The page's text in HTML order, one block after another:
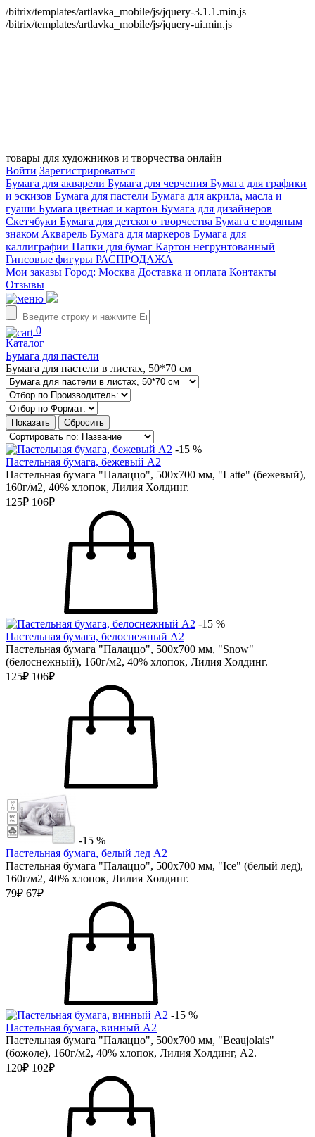
/bitrix/templates/artlavka_mobile/js/jquery-3.1.1.min.js
/bitrix/templates/artlavka_mobile/js/jquery-ui.min.js
товары для художников и творчества онлайн
Войти Зарегистрироваться
Бумага для акварели Бумага для черчения Бумага для графики
и эскизов Бумага для пастели Бумага для акрила, масла и
гуаши Бумага цветная и картон Бумага для дизайнеров
Скетчбуки Бумага для детского творчества Бумага с водяным
знаком Акварель Бумага для маркеров Бумага для
каллиграфии Папки для бумаг Картон негрунтованный
Гипсовые фигуры РАСПРОДАЖА
Мои заказы Город: Москва Доставка и оплата Контакты
Отзывы
0
Каталог
Бумага для пастели
Бумага для пастели в листах, 50*70 см
-15 %
Пастельная бумага, бежевый А2
Пастельная бумага "Палаццо", 500х700 мм, "Latte" (бежевый),
160г/м2, 40% хлопок, Лилия Холдинг.
125₽ 106₽
-15 %
Пастельная бумага, белоснежный А2
Пастельная бумага "Палаццо", 500х700 мм, "Snow"
(белоснежный), 160г/м2, 40% хлопок, Лилия Холдинг.
125₽ 106₽
-15 %
Пастельная бумага, белый лед А2
Пастельная бумага "Палаццо", 500х700 мм, "Ice" (белый лед),
160г/м2, 40% хлопок, Лилия Холдинг.
79₽ 67₽
-15 %
Пастельная бумага, винный А2
Пастельная бумага "Палаццо", 500х700 мм, "Beaujolais"
(божоле), 160г/м2, 40% хлопок, Лилия Холдинг, А2.
120₽ 102₽